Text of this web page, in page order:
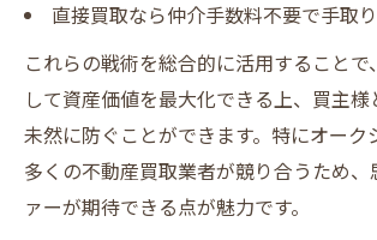
直接買取なら仲介手数料不要で手取
これらの戦術を総合的に活用すること
して資産価値を最大化できる上、買主
未然に防ぐことができます。特にオーク
多くの不動産買取業者が競り合うため
ァーが期待できる点が魅力です。